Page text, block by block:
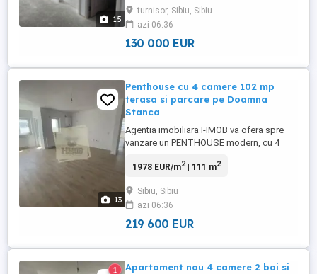
15
suprafata utila de 76 mp,
compartimentarea inteligenta si finisajele
de calitate transforma aceasta proprietate
turnisor, Sibiu, Sibiu
azi 06:36
130 000 EUR
13
Penthouse cu 4 camere 102 mp
terasa si parcare pe Doamna
Stanca
Agentia imobiliara I-IMOB va ofera spre
vanzare un PENTHOUSE modern, cu 4
privata, intabulare in Mai 2026, la stadiul
Doamna Stanca - langa Kaufland, cu o
suprafata totala de 135 mp din care 111
mp utili, situat la ...
1978 EUR/m2| 111 m2
Sibiu, Sibiu
azi 06:36
219 600 EUR
1 Apartament nou 4 camere 2 bai si